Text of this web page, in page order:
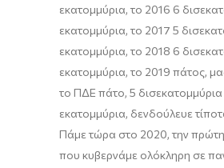
εκατομμύρια, το 2016 6
εκατομμύρια, το 2017 5
εκατομμύρια, το 2018 6
εκατομμύρια, το 2019 πάτος,
το ΠΔΕ πάτο, 5
εκατομμύρια, δενδούλευε
Πάμε τώρα στο 2020, την
που κυβερνάμε ολόκληρη σε